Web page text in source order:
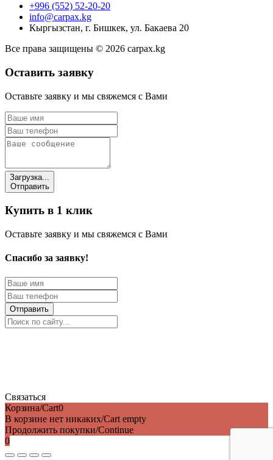
+996 (552) 52-20-20
info@carpax.kg
Кыргызстан, г. Бишкек, ул. Бакаева 20
Все права защищены © 2026 carpax.kg
Оставить заявку
Оставьте заявку и мы свяжемся с Вами
Загрузка...
Отправить
Купить в 1 клик
Оставьте заявку и мы свяжемся с Вами
Спасибо за заявку!
Отправить
Связаться
Корзина/Cart0
В корзине нет никаких/Cart empty
Продолжить покупки/Continue
0